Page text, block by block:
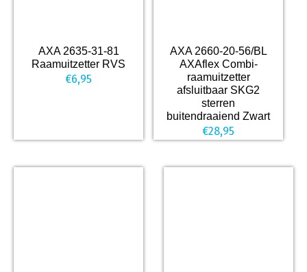
AXA 2635-31-81
Raamuitzetter RVS
€6,95
AXA 2660-20-56/BL
AXAflex Combi-
raamuitzetter
afsluitbaar SKG2
sterren
buitendraaiend Zwart
€28,95